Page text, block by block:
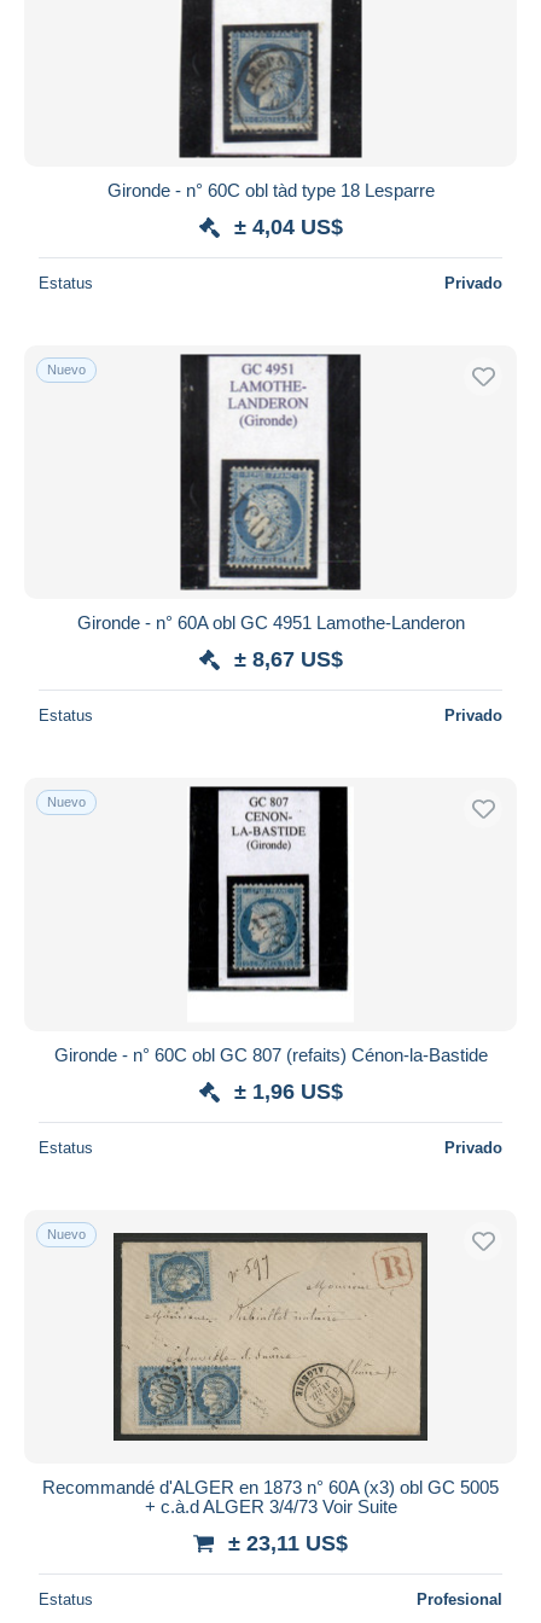
Aplicar
Gironde - n° 60C obl tàd type 18 Lesparre
± 4,04 US$
Estatus Privado
Nuevo
Gironde - n° 60A obl GC 4951 Lamothe-Landeron
± 8,67 US$
Estatus Privado
Nuevo
Gironde - n° 60C obl GC 807 (refaits) Cénon-la-Bastide
± 1,96 US$
Estatus Privado
Nuevo
Recommandé d'ALGER en 1873 n° 60A (x3) obl GC 5005
+ c.à.d ALGER 3/4/73 Voir Suite
± 23,11 US$
Estatus Profesional